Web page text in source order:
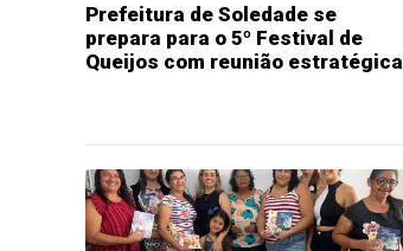
Prefeitura de Soledade se
prepara para o 5º Festival de
Queijos com reunião estratégica